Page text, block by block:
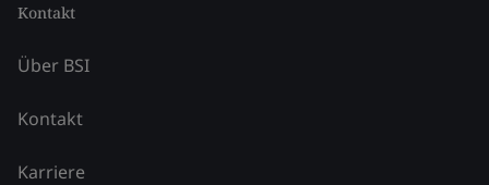
Kontakt
Über BSI
Kontakt
Karriere